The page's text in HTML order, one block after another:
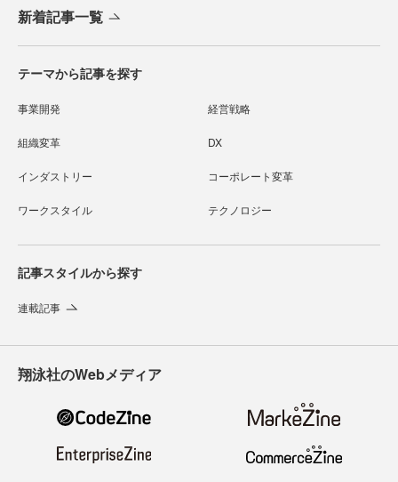
新着記事一覧
テーマから記事を探す
事業開発 経営戦略
組織変革 DX
インダストリー コーポレート変革
ワークスタイル テクノロジー
記事スタイルから探す
連載記事
翔泳社のWebメディア